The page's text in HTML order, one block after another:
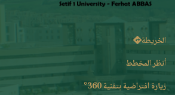
الخريطة
أنظر المخطط
زيارة افتراضية بتقنية 360°